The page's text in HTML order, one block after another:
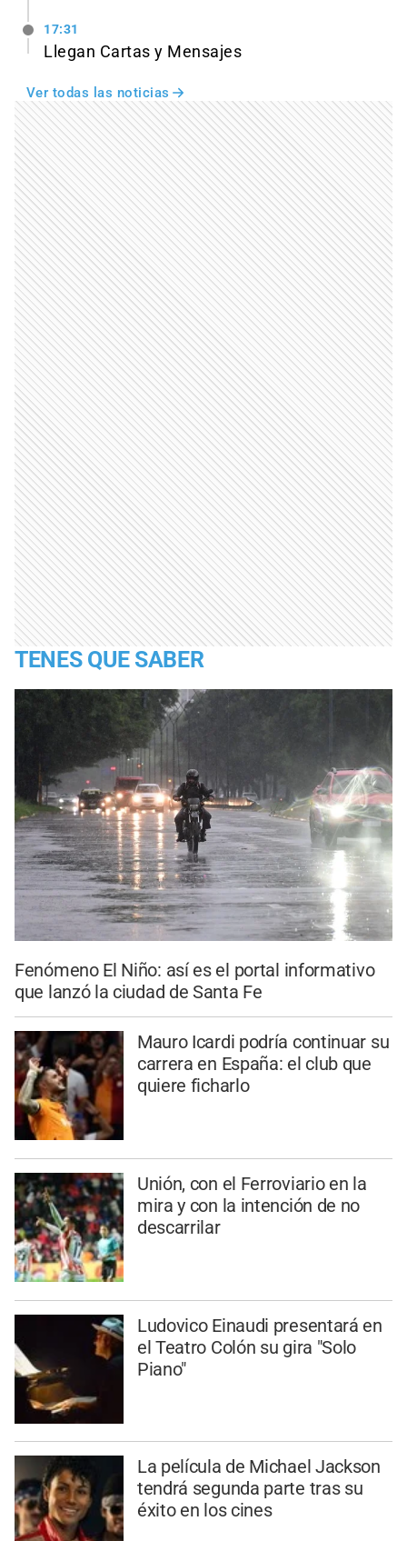
17:31
Llegan Cartas y Mensajes
Ver todas las noticias
TENES QUE SABER
Fenómeno El Niño: así es el portal informativo
que lanzó la ciudad de Santa Fe
Mauro Icardi podría continuar su
carrera en España: el club que
quiere ficharlo
Unión, con el Ferroviario en la
mira y con la intención de no
descarrilar
Ludovico Einaudi presentará en
el Teatro Colón su gira "Solo
Piano"
La película de Michael Jackson
tendrá segunda parte tras su
éxito en los cines